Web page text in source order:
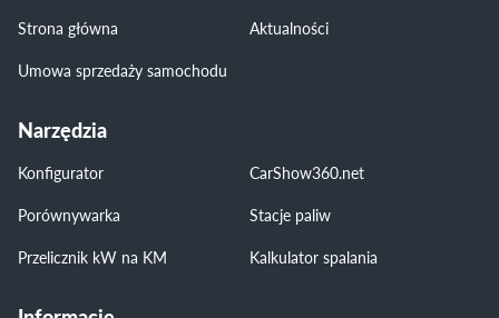
Strona główna
Aktualności
Umowa sprzedaży samochodu
Narzędzia
Konfigurator
CarShow360.net
Porównywarka
Stacje paliw
Przelicznik kW na KM
Kalkulator spalania